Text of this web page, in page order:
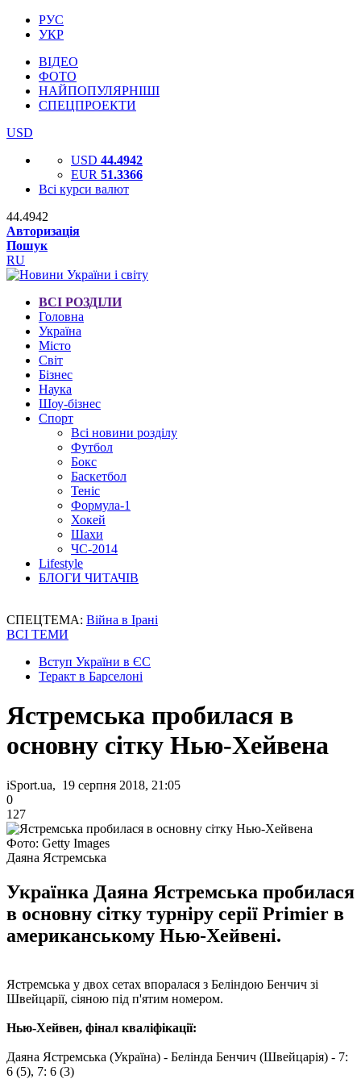
РУС
УКР
ВІДЕО
ФОТО
НАЙПОПУЛЯРНІШІ
СПЕЦПРОЕКТИ
USD
USD 44.4942
EUR 51.3366
Всі курси валют
44.4942
Авторизація
Пошук
RU
ВСІ РОЗДІЛИ
Головна
Україна
Місто
Світ
Бізнес
Наука
Шоу-бізнес
Спорт
Всі новини розділу
Футбол
Бокс
Баскетбол
Теніс
Формула-1
Хокей
Шахи
ЧС-2014
Lifestyle
БЛОГИ ЧИТАЧІВ
СПЕЦТЕМА: Війна в Ірані
ВСІ ТЕМИ
Вступ України в ЄС
Теракт в Барселоні
Ястремська пробилася в
основну сітку Нью-Хейвена
iSport.ua, 19 серпня 2018, 21:05
0
127
Фото: Getty Images
Даяна Ястремська
Українка Даяна Ястремська пробилася
в основну сітку турніру серії Primier в
американському Нью-Хейвені.
Ястремська у двох сетах впоралася з Беліндою Бенчич зі
Швейцарії, сіяною під п'ятим номером.
Нью-Хейвен, фінал кваліфікації:
Даяна Ястремська (Україна) - Белінда Бенчич (Швейцарія) - 7:
6 (5), 7: 6 (3)